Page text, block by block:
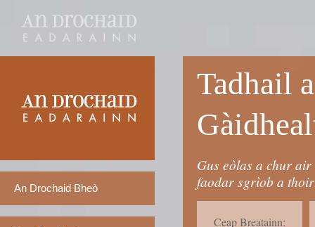
An Drochaid Bheò
Tadhail
Gus eòlas a chur
faodar sgrìob a
Ceap Breatainn: